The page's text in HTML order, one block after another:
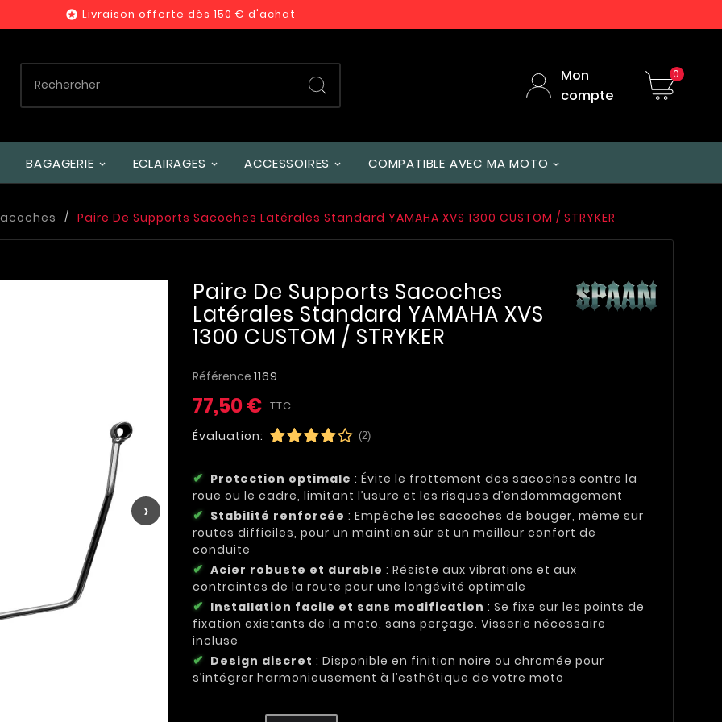
 Livraison offerte dès 150 € d'achat
Mon
compte
0
BAGAGERIE ECLAIRAGES ACCESSOIRES COMPATIBLE AVEC MA MOTO
Paire De Supports Sacoches Latérales Standard YAMAHA XVS 1300 CUSTOM / STRYKER
›
Paire De Supports Sacoches
Latérales Standard YAMAHA XVS
1300 CUSTOM / STRYKER
Référence 1169
77,50 € TTC
Évaluation: (2)
Protection optimale : Évite le frottement des sacoches contre la
roue ou le cadre, limitant l’usure et les risques d’endommagement
Stabilité renforcée : Empêche les sacoches de bouger, même sur
routes difficiles, pour un maintien sûr et un meilleur confort de
conduite
Acier robuste et durable : Résiste aux vibrations et aux
contraintes de la route pour une longévité optimale
Installation facile et sans modification : Se fixe sur les points de
fixation existants de la moto, sans perçage. Visserie nécessaire
incluse
Design discret : Disponible en finition noire ou chromée pour
s’intégrer harmonieusement à l’esthétique de votre moto